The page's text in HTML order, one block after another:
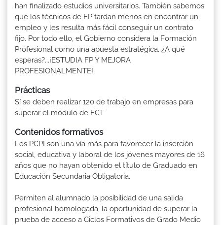
han finalizado estudios universitarios. También sabemos
que los técnicos de FP tardan menos en encontrar un
empleo y les resulta más fácil conseguir un contrato
fijo. Por todo ello, el Gobierno considera la Formación
Profesional como una apuesta estratégica. ¿A qué
esperas?...¡ESTUDIA FP Y MEJORA
PROFESIONALMENTE!
Prácticas
Sí se deben realizar 120 de trabajo en empresas para
superar el módulo de FCT
Contenidos formativos
Los PCPI son una vía más para favorecer la inserción
social, educativa y laboral de los jóvenes mayores de 16
años que no hayan obtenido el título de Graduado en
Educación Secundaria Obligatoria.
Permiten al alumnado la posibilidad de una salida
profesional homologada, la oportunidad de superar la
prueba de acceso a Ciclos Formativos de Grado Medio